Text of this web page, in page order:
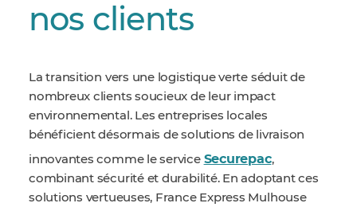
nos clients
La transition vers une logistique verte séduit de
nombreux clients soucieux de leur impact
environnemental. Les entreprises locales
bénéficient désormais de solutions de livraison
innovantes comme le service Securepac,
combinant sécurité et durabilité. En adoptant ces
solutions vertueuses, France Express Mulhouse